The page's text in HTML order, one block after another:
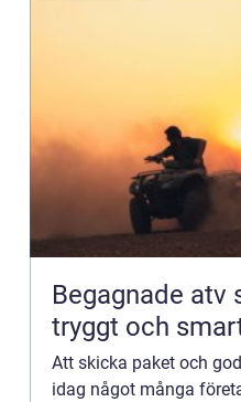
Begagnade atv så gör du ett
tryggt och
Att skicka paket och
idag något många